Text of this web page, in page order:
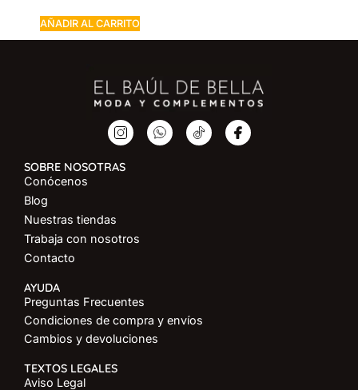
AÑADIR AL CARRITO
SOBRE NOSOTRAS
Conócenos
Blog
Nuestras tiendas
Trabaja con nosotros
Contacto
AYUDA
Preguntas Frecuentes
Condiciones de compra y envíos
Cambios y devoluciones
TEXTOS LEGALES
Aviso Legal